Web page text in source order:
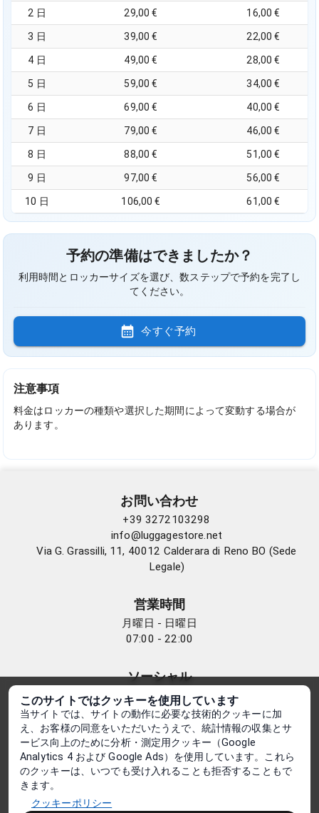
2 日 29,00 € 16,00 €
3 日 39,00 € 22,00 €
4 日 49,00 € 28,00 €
5 日 59,00 € 34,00 €
6 日 69,00 € 40,00 €
7 日 79,00 € 46,00 €
8 日 88,00 € 51,00 €
9 日 97,00 € 56,00 €
10 日 106,00 € 61,00 €
予約の準備はできましたか？
利用時間とロッカーサイズを選び、数ステップで予約を完了し
てください。
今すぐ予約
注意事項
料金はロッカーの種類や選択した期間によって変動する場合が
あります。
お問い合わせ
+39 3272103298
info@luggagestore.net
Via G. Grassilli, 11, 40012 Calderara di Reno BO (Sede
Legale)
営業時間
月曜日 - 日曜日
07:00 - 22:00
ソーシャル
プライバシーポリシー
プライバシー通知
利用規約
クッキー設定を管理する
このサイトではクッキーを使用しています
当サイトでは、サイトの動作に必要な技術的クッキーに加
え、お客様の同意をいただいたうえで、統計情報の収集とサ
ービス向上のために分析・測定用クッキー（Google
Analytics 4 および Google Ads）を使用しています。これら
のクッキーは、いつでも受け入れることも拒否することもで
きます。
クッキーポリシー